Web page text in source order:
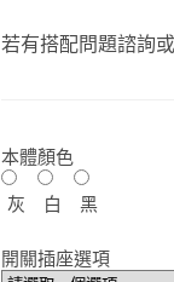
若有搭配問題諮詢
本體顏色
灰 白 黑
開關插座選項